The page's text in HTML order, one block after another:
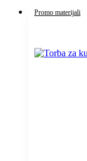
Promo materijali